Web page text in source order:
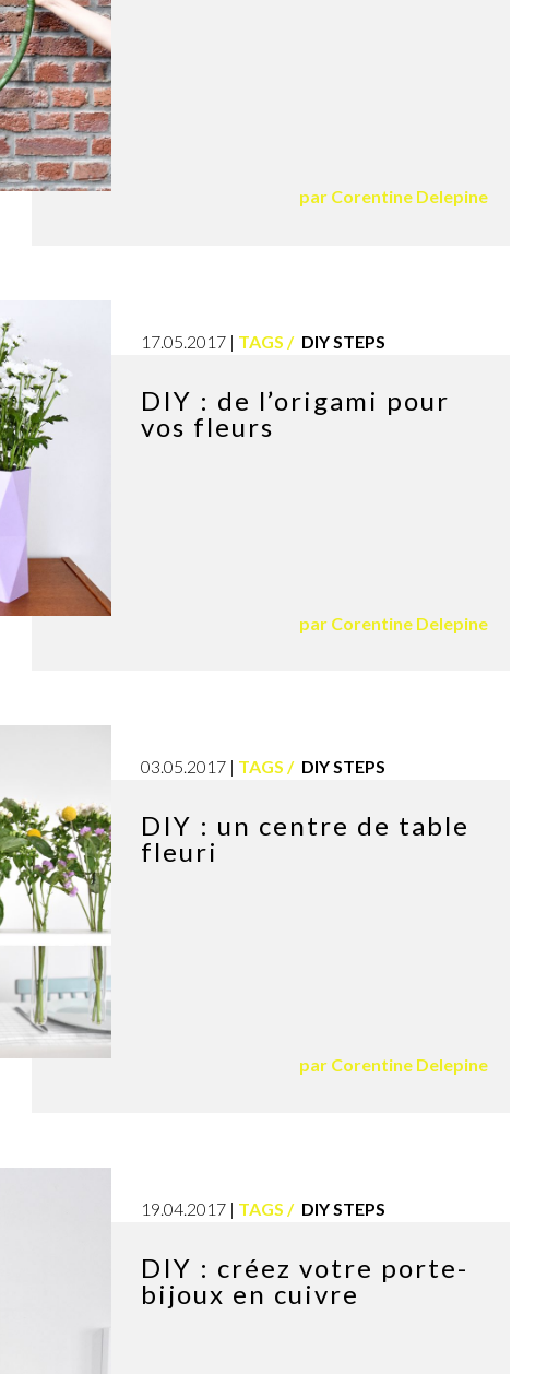
par Corentine Delepine
17.05.2017 TAGS DIY STEPS
DIY : de l’origami pour
vos fleurs
par Corentine Delepine
03.05.2017 TAGS DIY STEPS
DIY : un centre de table
fleuri
par Corentine Delepine
19.04.2017 TAGS DIY STEPS
DIY : créez votre porte-
bijoux en cuivre